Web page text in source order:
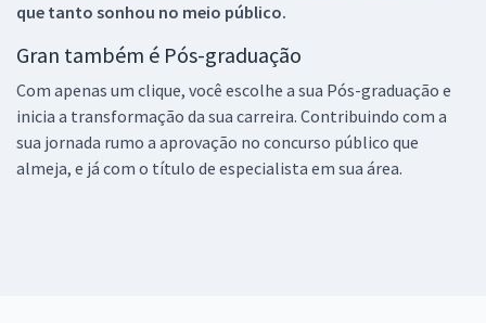
que tanto sonhou no meio público.
Gran também é Pós-graduação
Com apenas um clique, você escolhe a sua Pós-graduação e
inicia a transformação da sua carreira. Contribuindo com a
sua jornada rumo a aprovação no concurso público que
almeja, e já com o título de especialista em sua área.